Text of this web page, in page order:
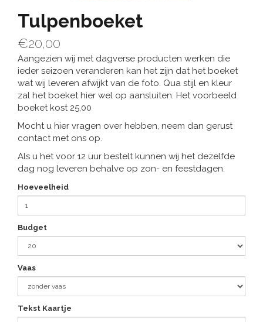
Tulpenboeket
€20,00
Aangezien wij met dagverse producten werken die
ieder seizoen veranderen kan het zijn dat het boeket
wat wij leveren afwijkt van de foto. Qua stijl en kleur
zal het boeket hier wel op aansluiten. Het voorbeeld
boeket kost 25,00
Mocht u hier vragen over hebben, neem dan gerust
contact met ons op.
Als u het voor 12 uur bestelt kunnen wij het dezelfde
dag nog leveren behalve op zon- en feestdagen.
Hoeveelheid
Budget
Vaas
Tekst Kaartje